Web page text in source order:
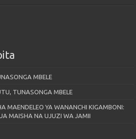
MBELE
TUNASONGA MBELE
MAENDELEO YA WANANCHI KIGAMBONI:
MAISHA NA UJUZI WA JAMII